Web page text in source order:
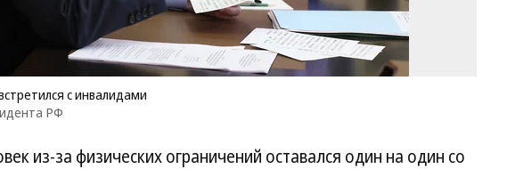
с инвалидами
РФ
из-за физических ограничений оставался один на один со